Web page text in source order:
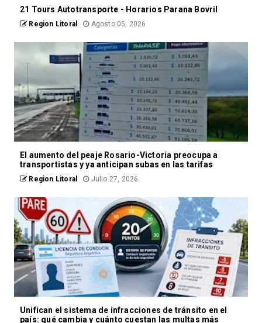
21 Tours Autotransporte - Horarios Parana Bovril
Region Litoral Agosto 05, 2026
El aumento del peaje Rosario-Victoria preocupa a
transportistas y ya anticipan subas en las tarifas
Region Litoral Julio 27, 2026
Unifican el sistema de infracciones de tránsito en el
país: qué cambia y cuánto cuestan las multas más